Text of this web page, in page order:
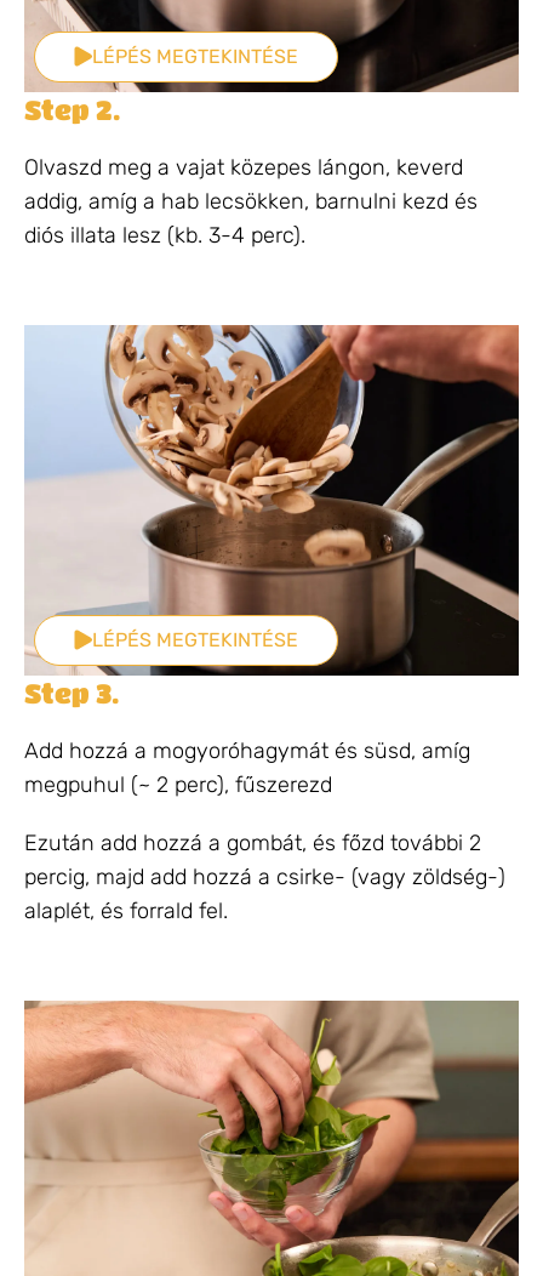
LÉPÉS MEGTEKINTÉSE
Step 2.
Olvaszd meg a vajat közepes lángon, keverd
addig, amíg a hab lecsökken, barnulni kezd és
diós illata lesz (kb. 3-4 perc).
LÉPÉS MEGTEKINTÉSE
Step 3.
Add hozzá a mogyoróhagymát és süsd, amíg
megpuhul (~ 2 perc), fűszerezd
Ezután add hozzá a gombát, és főzd további 2
percig, majd add hozzá a csirke- (vagy zöldség-)
alaplét, és forrald fel.